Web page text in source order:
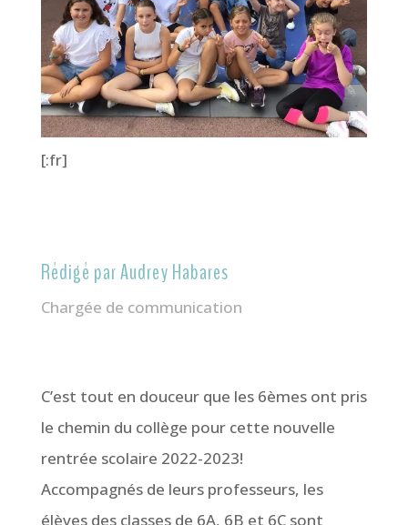
[:fr]
Rédigé par Audrey Habares
Chargée de communication
C’est tout en douceur que les 6èmes ont pris
le chemin du collège pour cette nouvelle
rentrée scolaire 2022-2023!
Accompagnés de leurs professeurs, les
élèves des classes de 6A, 6B et 6C sont